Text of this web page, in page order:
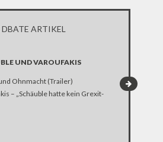
ARTIKEL
UND VAROUFAKIS
Ohnmacht (Trailer)
– „Schäuble hatte kein Grexit-
US-